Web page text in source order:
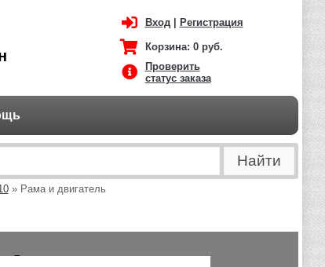
Вход| Регистрация
Корзина: 0 руб.
Проверить
статус заказа
» Рама и двигатель